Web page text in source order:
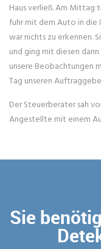
Haus verließ. Am Mittag
fuhr mit dem Auto in die
war nichts zu erkennen.
und ging mit diesen
unsere Beobachtungen
Tag unseren
Der Steuerberater sah
Angestellte mit einem
Sie